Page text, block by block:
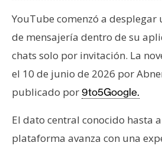
T
e
a
s
R
e
YouTube comenzó a desplegar
de mensajería dentro de su
chats solo por invitación. La
el 10 de junio de 2026 por
publicado por 9to5Google.
El dato central conocido hasta
plataforma avanza con una